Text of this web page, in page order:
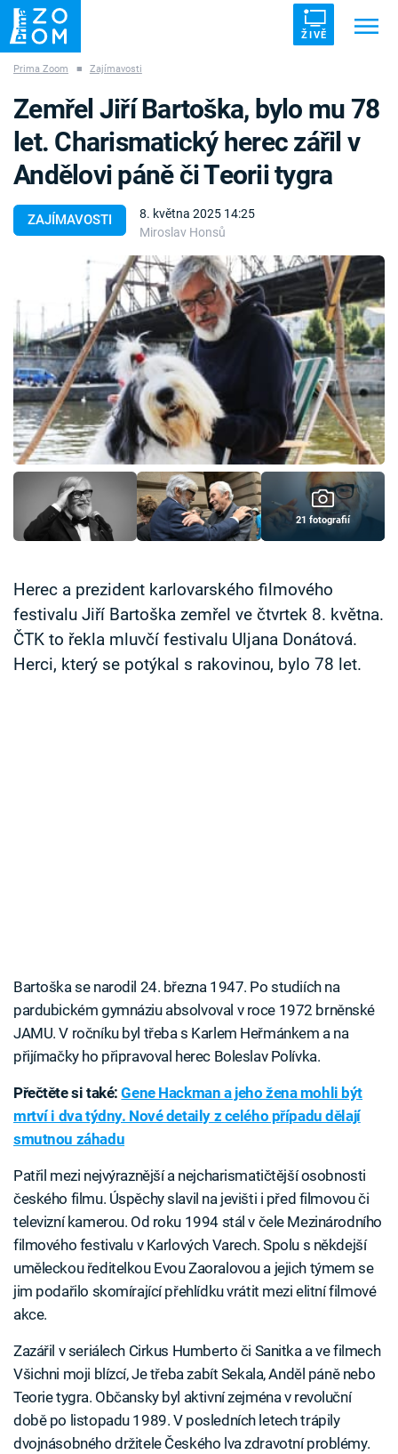
ŽIVĚ
ZÁHADY VETŘELCI DÁVNOVĚKU
Témata
Pořady
TV Program
Časopis
Sledujte prima+
Přihlášení
Sledujte nás
Prima Zoom ■ Zajímavosti
ZAJÍMAVOSTI
8. května 2025 14:25
Miroslav Honsů
Zemřel Jiří Bartoška, bylo mu 78
let. Charismatický herec zářil v
Andělovi páně či Teorii tygra
21 fotografií
Herec a prezident karlovarského filmového
festivalu Jiří Bartoška zemřel ve čtvrtek 8. května.
ČTK to řekla mluvčí festivalu Uljana Donátová.
Herci, který se potýkal s rakovinou, bylo 78 let.
Bartoška se narodil 24. března 1947. Po studiích na
pardubickém gymnáziu absolvoval v roce 1972 brněnské
JAMU. V ročníku byl třeba s Karlem Heřmánkem a na
přijímačky ho připravoval herec Boleslav Polívka.
Přečtěte si také:Gene Hackman a jeho žena mohli být
mrtví i dva týdny. Nové detaily z celého případu dělají
smutnou záhadu
Patřil mezi nejvýraznější a nejcharismatičtější osobnosti
českého filmu. Úspěchy slavil na jevišti i před filmovou či
televizní kamerou. Od roku 1994 stál v čele Mezinárodního
filmového festivalu v Karlových Varech. Spolu s někdejší
uměleckou ředitelkou Evou Zaoralovou a jejich týmem se
jim podařilo skomírající přehlídku vrátit mezi elitní filmové
akce.
Zazářil v seriálech Cirkus Humberto či Sanitka a ve filmech
Všichni moji blízcí, Je třeba zabít Sekala, Anděl páně nebo
Teorie tygra. Občansky byl aktivní zejména v revoluční
době po listopadu 1989. V posledních letech trápily
dvojnásobného držitele Českého lva zdravotní problémy.